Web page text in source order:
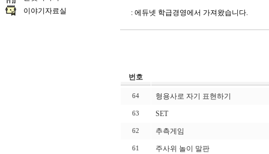
이야기자료실
: 에듀넷 학급경영에서 가져왔습니다.
번호
64 형용사로 자기 표현하기
63 SET
62 추측게임
61 주사위 놀이 말판